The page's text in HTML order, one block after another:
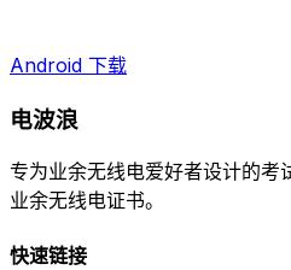
Android 下载
电波浪
专为业余无线电爱好者设计的考
业余无线电证书。
快速链接